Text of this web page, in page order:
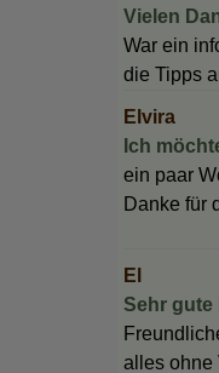
Vielen
War ein
die Tipps
Elvira
Ich
ein paar
Danke für
El
Sehr gute
alles ohne